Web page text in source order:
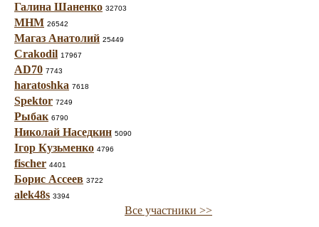
Галина Шаненко 32703
МНМ 26542
Магаз Анатолий 25449
Crakodil 17967
AD70 7743
haratoshka 7618
Spektor 7249
Рыбак 6790
Николай Наседкин 5090
Ігор Кузьменко 4796
fischer 4401
Борис Ассеев 3722
alek48s 3394
Все участники >>